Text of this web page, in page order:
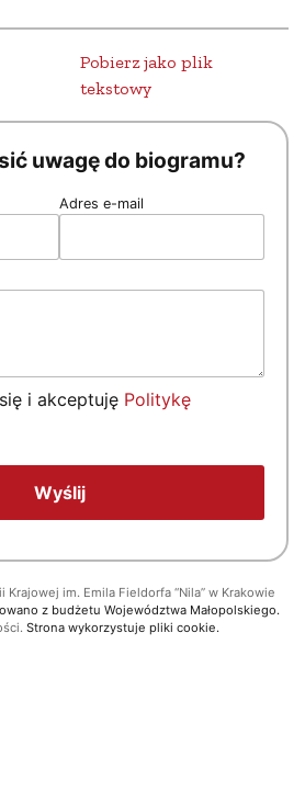
Pobierz jako plik
tekstowy
uwagę do biogramu?
Adres e-mail
i akceptuję Politykę
Krajowej im. Emila Fieldorfa “Nila” w Krakowie
z budżetu Województwa Małopolskiego.
Strona wykorzystuje pliki cookie.